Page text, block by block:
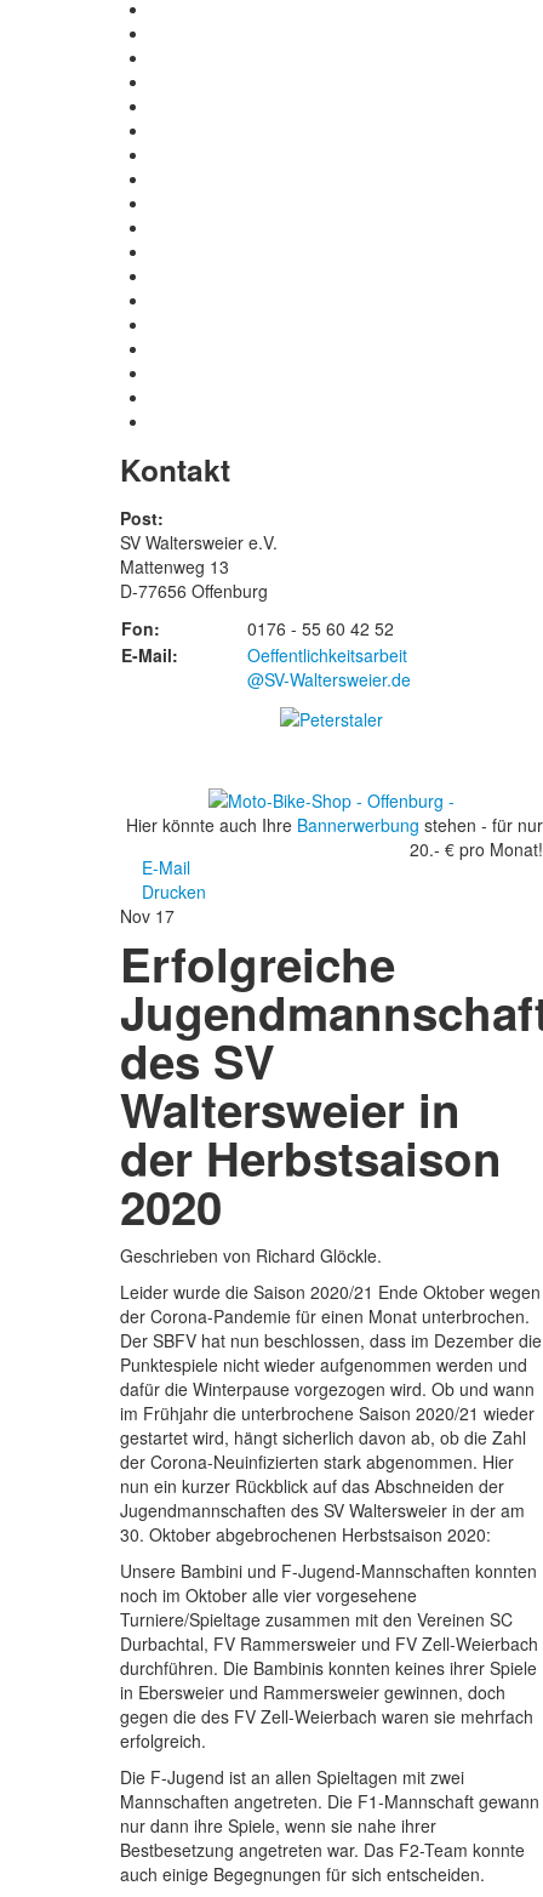
Kontakt
Post:
SV Waltersweier e.V.
Mattenweg 13
D-77656 Offenburg
Fon:
0176 - 55 60 42 52
E-Mail:
Oeffentlichkeitsarbeit
@SV-Waltersweier.de
Hier könnte auch Ihre Bannerwerbung stehen - für nur
20.- € pro Monat!
E-Mail
Drucken
Nov 17
Erfolgreiche
des SV
Waltersweier in
der Herbstsaison
2020
Geschrieben von Richard Glöckle.
Leider wurde die Saison 2020/21 Ende Oktober wegen
der Corona-Pandemie für einen Monat unterbrochen.
Der SBFV hat nun beschlossen, dass im Dezember die
Punktespiele nicht wieder aufgenommen werden und
dafür die Winterpause vorgezogen wird. Ob und wann
im Frühjahr die unterbrochene Saison 2020/21 wieder
gestartet wird, hängt sicherlich davon ab, ob die Zahl
der Corona-Neuinfizierten stark abgenommen. Hier
nun ein kurzer Rückblick auf das Abschneiden der
Jugendmannschaften des SV Waltersweier in der am
30. Oktober abgebrochenen Herbstsaison 2020:
Unsere Bambini und F-Jugend-Mannschaften konnten
noch im Oktober alle vier vorgesehene
Turniere/Spieltage zusammen mit den Vereinen SC
Durbachtal, FV Rammersweier und FV Zell-Weierbach
durchführen. Die Bambinis konnten keines ihrer Spiele
in Ebersweier und Rammersweier gewinnen, doch
gegen die des FV Zell-Weierbach waren sie mehrfach
erfolgreich.
Die F-Jugend ist an allen Spieltagen mit zwei
Mannschaften angetreten. Die F1-Mannschaft gewann
nur dann ihre Spiele, wenn sie nahe ihrer
Bestbesetzung angetreten war. Das F2-Team konnte
auch einige Begegnungen für sich entscheiden.